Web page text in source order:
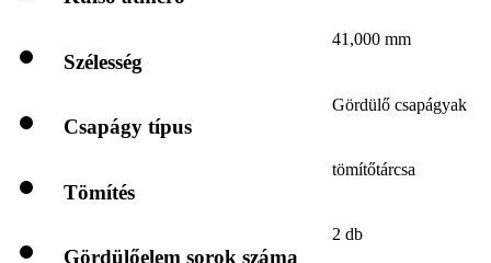
Szélesség
41,000 mm
Csapágy típus
Gördülő csapágyak
Tömítés
tömítőtárcsa
Gördülőelem sorok száma
2 db